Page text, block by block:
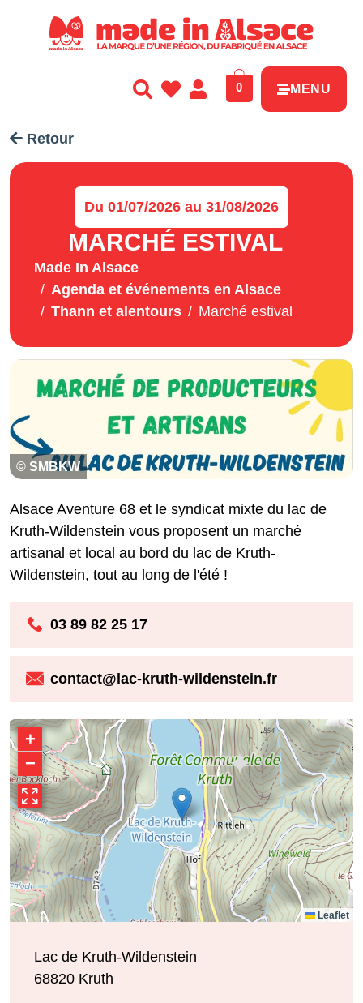
0 MENU
Retour
Du 01/07/2026 au 31/08/2026
MARCHÉ ESTIVAL
Made In Alsace
Agenda et événements en Alsace
Thann et alentours
Marché estival
© SMBKW
Alsace Aventure 68 et le syndicat mixte du lac de
Kruth-Wildenstein vous proposent un marché
artisanal et local au bord du lac de Kruth-
Wildenstein, tout au long de l'été !
03 89 82 25 17
contact@lac-kruth-wildenstein.fr
+
−
Leaflet
Lac de Kruth-Wildenstein
68820 Kruth